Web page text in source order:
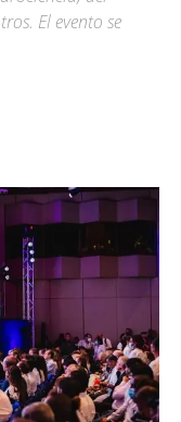
El evento se